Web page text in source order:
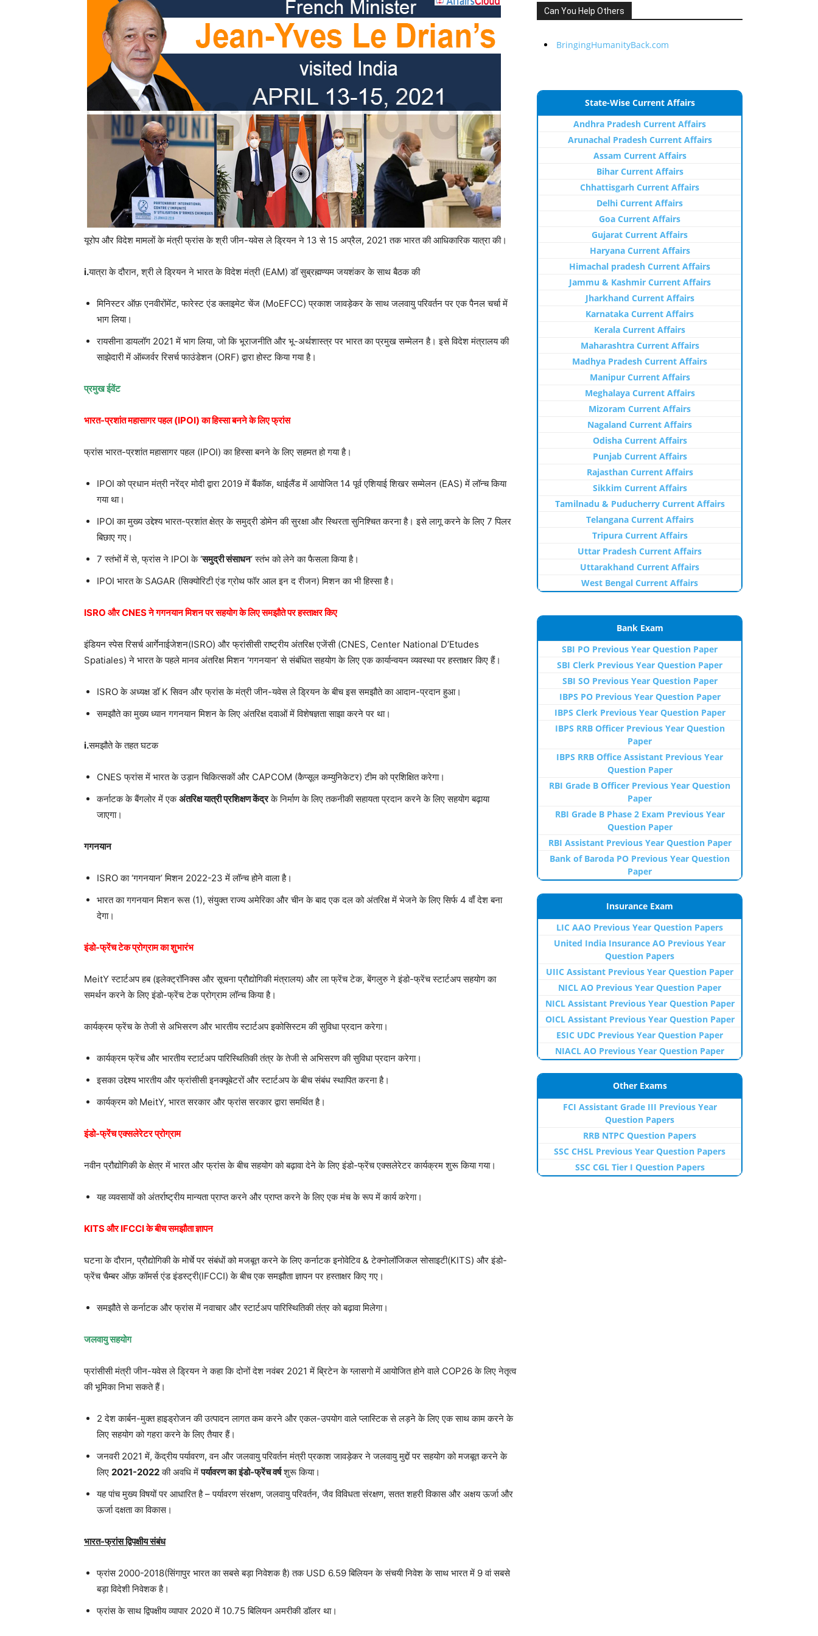
यूरोप और विदेश मामलों के मंत्री फ्रांस के श्री जीन-यवेस ले ड्रियन ने 13 से 15 अप्रैल, 2021 तक भारत की आधिकारिक यात्रा की।
i.यात्रा के दौरान, श्री ले ड्रियन ने भारत के विदेश मंत्री (EAM) डॉ सुब्रह्मण्यम जयशंकर के साथ बैठक की
मिनिस्टर ऑफ़ एनवीरोंमेंट, फारेस्ट एंड क्लाइमेट चेंज (MoEFCC) प्रकाश जावड़ेकर के साथ जलवायु परिवर्तन पर एक पैनल चर्चा में
भाग लिया।
रायसीना डायलॉग 2021 में भाग लिया, जो कि भूराजनीति और भू-अर्थशास्त्र पर भारत का प्रमुख सम्मेलन है। इसे विदेश मंत्रालय की
साझेदारी में ऑब्जर्वर रिसर्च फाउंडेशन (ORF) द्वारा होस्ट किया गया है।
प्रमुख ईवेंट
भारत-प्रशांत महासागर पहल (IPOI) का हिस्सा बनने के लिए फ्रांस
फ्रांस भारत-प्रशांत महासागर पहल (IPOI) का हिस्सा बनने के लिए सहमत हो गया है।
IPOI को प्रधान मंत्री नरेंद्र मोदी द्वारा 2019 में बैंकॉक, थाईलैंड में आयोजित 14 पूर्व एशियाई शिखर सम्मेलन (EAS) में लॉन्च किया
गया था।
IPOI का मुख्य उद्देश्य भारत-प्रशांत क्षेत्र के समुद्री डोमेन की सुरक्षा और स्थिरता सुनिश्चित करना है। इसे लागू करने के लिए 7 पिलर
बिछाए गए।
7 स्तंभों में से, फ्रांस ने IPOI के ‘समुद्री संसाधन‘ स्तंभ को लेने का फैसला किया है।
IPOI भारत के SAGAR (सिक्योरिटी एंड ग्रोथ फॉर आल इन द रीजन) मिशन का भी हिस्सा है।
ISRO और CNES ने गगनयान मिशन पर सहयोग के लिए समझौते पर हस्ताक्षर किए
इंडियन स्पेस रिसर्च आर्गेनाईजेशन(ISRO) और फ्रांसीसी राष्ट्रीय अंतरिक्ष एजेंसी (CNES, Center National D’Etudes
Spatiales) ने भारत के पहले मानव अंतरिक्ष मिशन ‘गगनयान’ से संबंधित सहयोग के लिए एक कार्यान्वयन व्यवस्था पर हस्ताक्षर किए हैं।
ISRO के अध्यक्ष डॉ K सिवन और फ्रांस के मंत्री जीन-यवेस ले ड्रियन के बीच इस समझौते का आदान-प्रदान हुआ।
समझौते का मुख्य ध्यान गगनयान मिशन के लिए अंतरिक्ष दवाओं में विशेषज्ञता साझा करने पर था।
i.समझौते के तहत घटक
CNES फ्रांस में भारत के उड़ान चिकित्सकों और CAPCOM (कैप्सूल कम्युनिकेटर) टीम को प्रशिक्षित करेगा।
कर्नाटक के बैंगलोर में एकअंतरिक्ष यात्री प्रशिक्षण केंद्रके निर्माण के लिए तकनीकी सहायता प्रदान करने के लिए सहयोग बढ़ाया
जाएगा।
गगनयान
ISRO का ‘गगनयान’ मिशन 2022-23 में लॉन्च होने वाला है।
भारत का गगनयान मिशन रूस (1), संयुक्त राज्य अमेरिका और चीन के बाद एक दल को अंतरिक्ष में भेजने के लिए सिर्फ 4 वाँ देश बना
देगा।
इंडो-फ्रेंच टेक प्रोग्राम का शुभारंभ
MeitY स्टार्टअप हब (इलेक्ट्रॉनिक्स और सूचना प्रौद्योगिकी मंत्रालय) और ला फ्रेंच टेक, बेंगलुरु ने इंडो-फ्रेंच स्टार्टअप सहयोग का
समर्थन करने के लिए इंडो-फ्रेंच टेक प्रोग्राम लॉन्च किया है।
कार्यक्रम फ्रेंच के तेजी से अभिसरण और भारतीय स्टार्टअप इकोसिस्टम की सुविधा प्रदान करेगा।
कार्यक्रम फ्रेंच और भारतीय स्टार्टअप पारिस्थितिकी तंत्र के तेजी से अभिसरण की सुविधा प्रदान करेगा।
इसका उद्देश्य भारतीय और फ्रांसीसी इनक्यूबेटरों और स्टार्टअप के बीच संबंध स्थापित करना है।
कार्यक्रम को MeitY, भारत सरकार और फ्रांस सरकार द्वारा समर्थित है।
इंडो-फ्रेंच एक्सलेरेटर प्रोग्राम
नवीन प्रौद्योगिकी के क्षेत्र में भारत और फ्रांस के बीच सहयोग को बढ़ावा देने के लिए इंडो-फ्रेंच एक्सलेरेटर कार्यक्रम शुरू किया गया।
यह व्यवसायों को अंतर्राष्ट्रीय मान्यता प्राप्त करने और प्राप्त करने के लिए एक मंच के रूप में कार्य करेगा।
KITS और IFCCI के बीच समझौता ज्ञापन
घटना के दौरान, प्रौद्योगिकी के मोर्चे पर संबंधों को मजबूत करने के लिए कर्नाटक इनोवेटिव & टेक्नोलॉजिकल सोसाइटी(KITS) और इंडो-
फ्रेंच चैम्बर ऑफ़ कॉमर्स एंड इंडस्ट्री(IFCCI) के बीच एक समझौता ज्ञापन पर हस्ताक्षर किए गए।
समझौते से कर्नाटक और फ्रांस में नवाचार और स्टार्टअप पारिस्थितिकी तंत्र को बढ़ावा मिलेगा।
जलवायु सहयोग
फ्रांसीसी मंत्री जीन-यवेस ले ड्रियन ने कहा कि दोनों देश नवंबर 2021 में ब्रिटेन के ग्लासगो में आयोजित होने वाले COP26 के लिए नेतृत्व
की भूमिका निभा सकते हैं।
2 देश कार्बन-मुक्त हाइड्रोजन की उत्पादन लागत कम करने और एकल-उपयोग वाले प्लास्टिक से लड़ने के लिए एक साथ काम करने के
लिए सहयोग को गहरा करने के लिए तैयार हैं।
जनवरी 2021 में, केंद्रीय पर्यावरण, वन और जलवायु परिवर्तन मंत्री प्रकाश जावड़ेकर ने जलवायु मुद्दों पर सहयोग को मजबूत करने के
लिए 2021-2022की अवधि मेंपर्यावरण का इंडो-फ्रेंच वर्षशुरू किया।
यह पांच मुख्य विषयों पर आधारित है – पर्यावरण संरक्षण, जलवायु परिवर्तन, जैव विविधता संरक्षण, सतत शहरी विकास और अक्षय ऊर्जा और
ऊर्जा दक्षता का विकास।
भारत-फ्रांस द्विपक्षीय संबंध
फ्रांस 2000-2018(सिंगापुर भारत का सबसे बड़ा निवेशक है) तक USD 6.59 बिलियन के संचयी निवेश के साथ भारत में 9 वां सबसे
बड़ा विदेशी निवेशक है।
फ्रांस के साथ द्विपक्षीय व्यापार 2020 में 10.75 बिलियन अमरीकी डॉलर था।
Can You Help Others
BringingHumanityBack.com
State-Wise Current Affairs
Andhra Pradesh Current Affairs
Arunachal Pradesh Current Affairs
Assam Current Affairs
Bihar Current Affairs
Chhattisgarh Current Affairs
Delhi Current Affairs
Goa Current Affairs
Gujarat Current Affairs
Haryana Current Affairs
Himachal pradesh Current Affairs
Jammu & Kashmir Current Affairs
Jharkhand Current Affairs
Karnataka Current Affairs
Kerala Current Affairs
Maharashtra Current Affairs
Madhya Pradesh Current Affairs
Manipur Current Affairs
Meghalaya Current Affairs
Mizoram Current Affairs
Nagaland Current Affairs
Odisha Current Affairs
Punjab Current Affairs
Rajasthan Current Affairs
Sikkim Current Affairs
Tamilnadu & Puducherry Current Affairs
Telangana Current Affairs
Tripura Current Affairs
Uttar Pradesh Current Affairs
Uttarakhand Current Affairs
West Bengal Current Affairs
Bank Exam
SBI PO Previous Year Question Paper
SBI Clerk Previous Year Question Paper
SBI SO Previous Year Question Paper
IBPS PO Previous Year Question Paper
IBPS Clerk Previous Year Question Paper
IBPS RRB Officer Previous Year Question
Paper
IBPS RRB Office Assistant Previous Year
Question Paper
RBI Grade B Officer Previous Year Question
Paper
RBI Grade B Phase 2 Exam Previous Year
Question Paper
RBI Assistant Previous Year Question Paper
Bank of Baroda PO Previous Year Question
Paper
Insurance Exam
LIC AAO Previous Year Question Papers
United India Insurance AO Previous Year
Question Papers
UIIC Assistant Previous Year Question Paper
NICL AO Previous Year Question Paper
NICL Assistant Previous Year Question Paper
OICL Assistant Previous Year Question Paper
ESIC UDC Previous Year Question Paper
NIACL AO Previous Year Question Paper
Other Exams
FCI Assistant Grade III Previous Year
Question Papers
RRB NTPC Question Papers
SSC CHSL Previous Year Question Papers
SSC CGL Tier I Question Papers